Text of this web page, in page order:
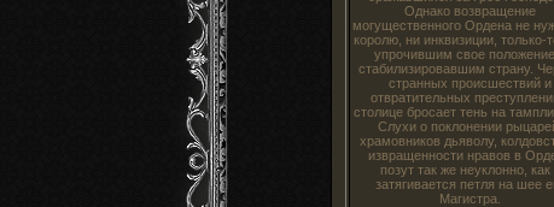
Однако возвращение
могущественного Ордена не
королю, ни инквизиции, только-
упрочившим свое
стабилизировавшим страну.
странных происшествий и
отвратительных
столице бросает тень на
Слухи о поклонении
храмовников дьяволу,
извращенности нравов в
позут так же неуклонно, как
затягивается петля на шее
Магистра.